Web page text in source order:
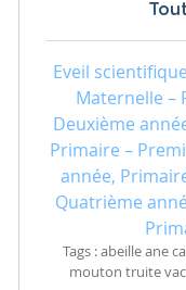
Eveil scientifique
Maternelle –
Deuxième
Primaire –
année,
Quatrième
Tags : abeille ane
mouton truite